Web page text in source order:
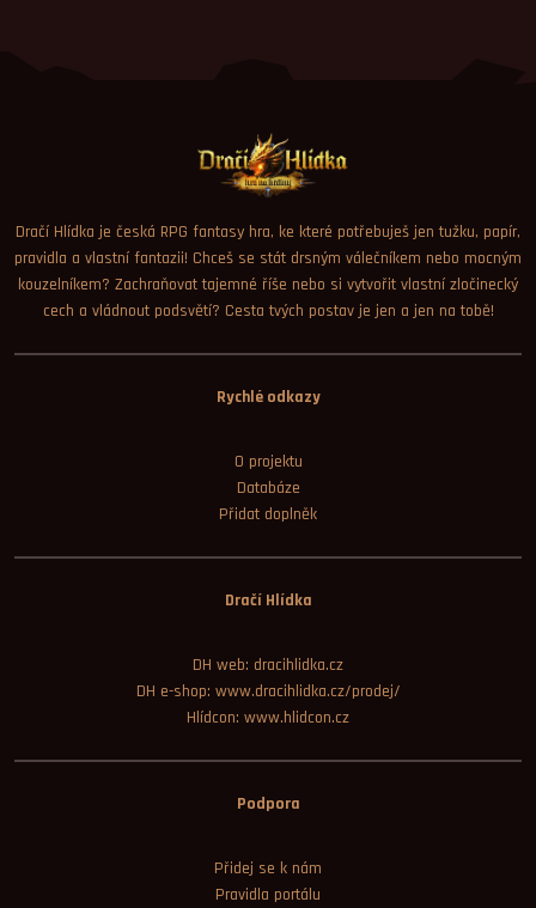
Dračí Hlídka je česká RPG fantasy hra, ke které potřebuješ jen tužku, papír,
pravidla a vlastní fantazii! Chceš se stát drsným válečníkem nebo mocným
kouzelníkem? Zachraňovat tajemné říše nebo si vytvořit vlastní zločinecký
cech a vládnout podsvětí? Cesta tvých postav je jen a jen na tobě!
Rychlé odkazy
O projektu
Databáze
Přidat doplněk
Dračí Hlídka
DH web: dracihlidka.cz
DH e-shop: www.dracihlidka.cz/prodej/
Hlídcon: www.hlidcon.cz
Podpora
Přidej se k nám
Pravidla portálu